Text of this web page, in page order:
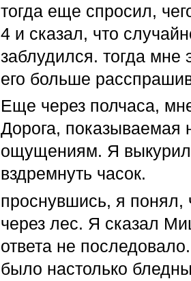
тогда еще спросил,
4 и сказал, что
заблудился. тогда мне
его больше
Еще через полчаса,
Дорога, показываемая
ощущениям. Я выкурил
вздремнуть часок.
проснувшись, я
через лес. Я сказал
ответа не
было настолько